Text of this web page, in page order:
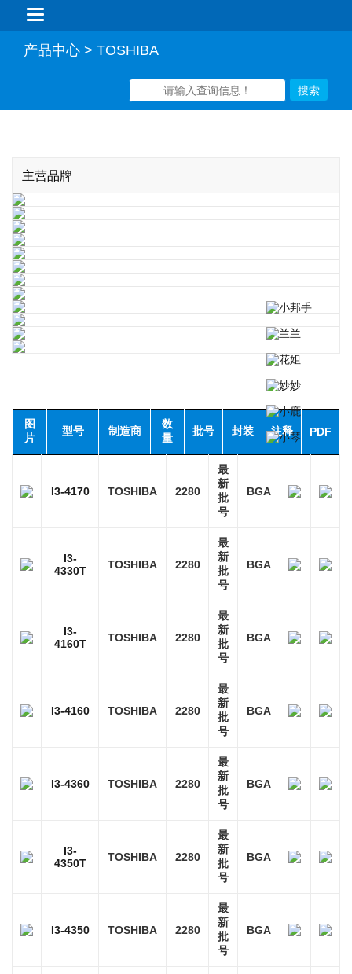
Categories
产品中心 > TOSHIBA
主营品牌
图
片
型号 制造商
数
量
批号 封装 注释 PDF
I3-4170 TOSHIBA 2280
最
新
批
号
BGA
I3-
4330T
TOSHIBA 2280
最
新
批
号
BGA
I3-
4160T
TOSHIBA 2280
最
新
批
号
BGA
I3-4160 TOSHIBA 2280
最
新
批
号
BGA
I3-4360 TOSHIBA 2280
最
新
批
号
BGA
I3-
4350T
TOSHIBA 2280
最
新
批
号
BGA
I3-4350 TOSHIBA 2280
最
新
批
号
BGA